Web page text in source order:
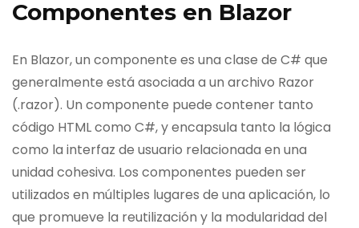
Componentes en Blazor
En Blazor, un componente es una clase de C# que
generalmente está asociada a un archivo Razor
(.razor). Un componente puede contener tanto
código HTML como C#, y encapsula tanto la lógica
como la interfaz de usuario relacionada en una
unidad cohesiva. Los componentes pueden ser
utilizados en múltiples lugares de una aplicación, lo
que promueve la reutilización y la modularidad del